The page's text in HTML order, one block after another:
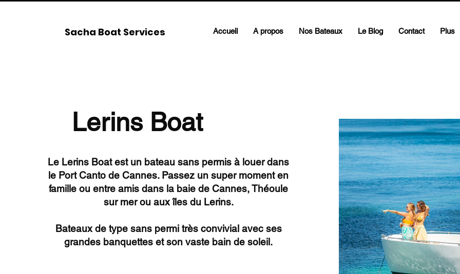
Sacha Boat Services Accueil A propos Nos Bateaux Le Blog Contact Plus
Le Lerins Boat est un bateau sans permis à louer dans
le Port Canto de Cannes. Passez un super moment en
famille ou entre amis dans la baie de Cannes, Théoule
sur mer ou aux îles du Lerins.
Bateaux de type sans permi très convivial avec ses
grandes banquettes et son vaste bain de soleil.
Lerins Boat